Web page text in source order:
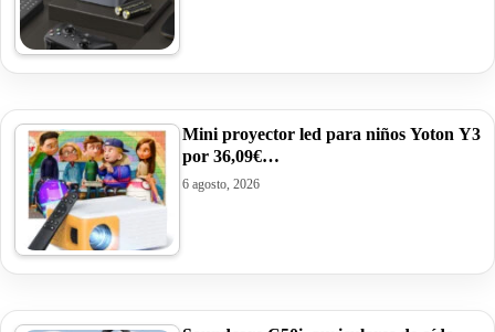
Mini proyector led para niños Yoton Y3
por 36,09€…
6 agosto, 2026